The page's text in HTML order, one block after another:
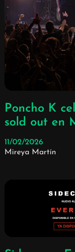
Poncho K
sold out en
11/02/2026
Mireya Martín